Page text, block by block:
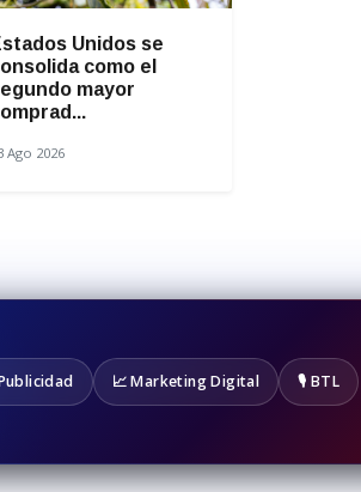
Unidos se
como el
mayor
Ago 2026
📈 Marketing Digital 🎙️ BTL